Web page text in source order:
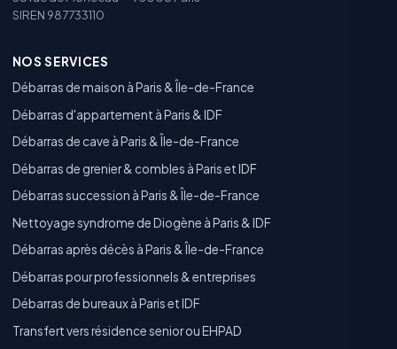
SIREN 987733110
NOS SERVICES
Débarras de maison à Paris & Île-de-France
Débarras d'appartement à Paris & IDF
Débarras de cave à Paris & Île-de-France
Débarras de grenier & combles à Paris et IDF
Débarras succession à Paris & Île-de-France
Nettoyage syndrome de Diogène à Paris & IDF
Débarras après décès à Paris & Île-de-France
Débarras pour professionnels & entreprises
Débarras de bureaux à Paris et IDF
Transfert vers résidence senior ou EHPAD